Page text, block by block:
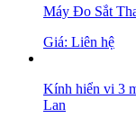
Máy Đo Sắt
Giá: Liên hệ
Kính hiển vi 3
Lan